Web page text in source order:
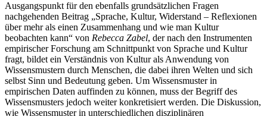
Ausgangspunkt für den ebenfalls grundsätzlichen Fragen
nachgehenden Beitrag „Sprache, Kultur, Widerstand – Reflexionen
über mehr als einen Zusammenhang und wie man Kultur
beobachten kann“ von Rebecca Zabel, der nach den Instrumenten
empirischer Forschung am Schnittpunkt von Sprache und Kultur
fragt, bildet ein Verständnis von Kultur als Anwendung von
Wissensmustern durch Menschen, die dabei ihren Welten und sich
selbst Sinn und Bedeutung geben. Um Wissensmuster in
empirischen Daten auffinden zu können, muss der Begriff des
Wissensmusters jedoch weiter konkretisiert werden. Die Diskussion,
wie Wissensmuster in unterschiedlichen disziplinären